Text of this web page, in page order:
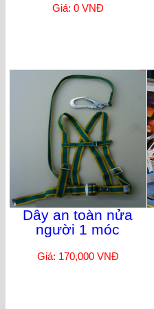
Giá: 0 VNĐ
Dây an toàn nửa
người 1 móc
Giá: 170,000 VNĐ